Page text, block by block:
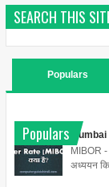
SEARCH THIS
Populars
Populars
MIBOR
अध्ययन